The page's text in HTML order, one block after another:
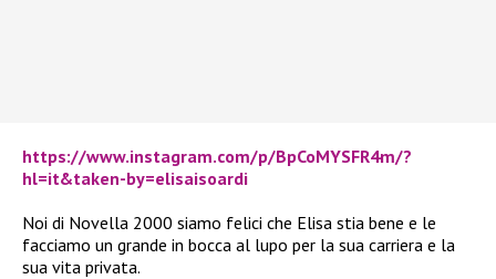
https://www.instagram.com/p/BpCoMYSFR4m/?
hl=it&taken-by=elisaisoardi
Noi di Novella 2000 siamo felici che Elisa stia bene e le
facciamo un grande in bocca al lupo per la sua carriera e la
sua vita privata.